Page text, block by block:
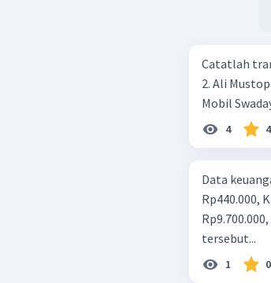
Catatlah
2. Ali
Mobil
4
Data
Rp440.000,
Rp9.700.000,
tersebut...
1